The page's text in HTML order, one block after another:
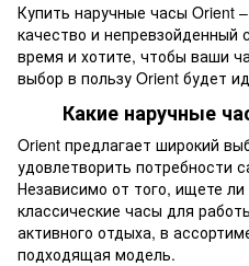
Купить наручные часы Orient
качество и непревзойденный
время и хотите, чтобы ваши
выбор в пользу Orient будет
Какие наручные
Orient предлагает широкий
удовлетворить потребности
Независимо от того, ищете
классические часы для
активного отдыха, в
подходящая модель.